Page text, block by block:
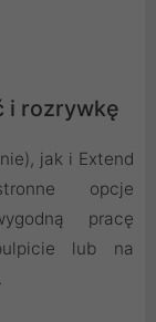
i rozrywkę
jak i Extend
opcje
pracę
lub na